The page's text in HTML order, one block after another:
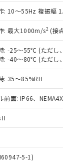
: 10～55Hz 複振幅
: 最大1000m/s2 (接点
: -25～55℃ (ただし、氷
: -40～80℃ (ただし、氷
: 35～85%RH
前面: IP66、NEMA4X,
II
5-1)
内デー
り、閲
および標
ことをご
格はお客
担当のオ
販売員に
社販売拠
をご確認
当社の
たは開
下、 カド
ビフェニル
エーテル類
ルヘキシ
ル酸ブチ
ジブチル
チル
に対する
を超える意
、予定
カドミウ
化ビフェ
ニルエーテ
が基
有害物
を輸出
は、日本
取引許
続きを
合は、完
出されな
。
ミサイ
はその他
等に一切
販売する
容を当
当社は、
係者が違
庫あり
につ
先、ま
制御
にご確